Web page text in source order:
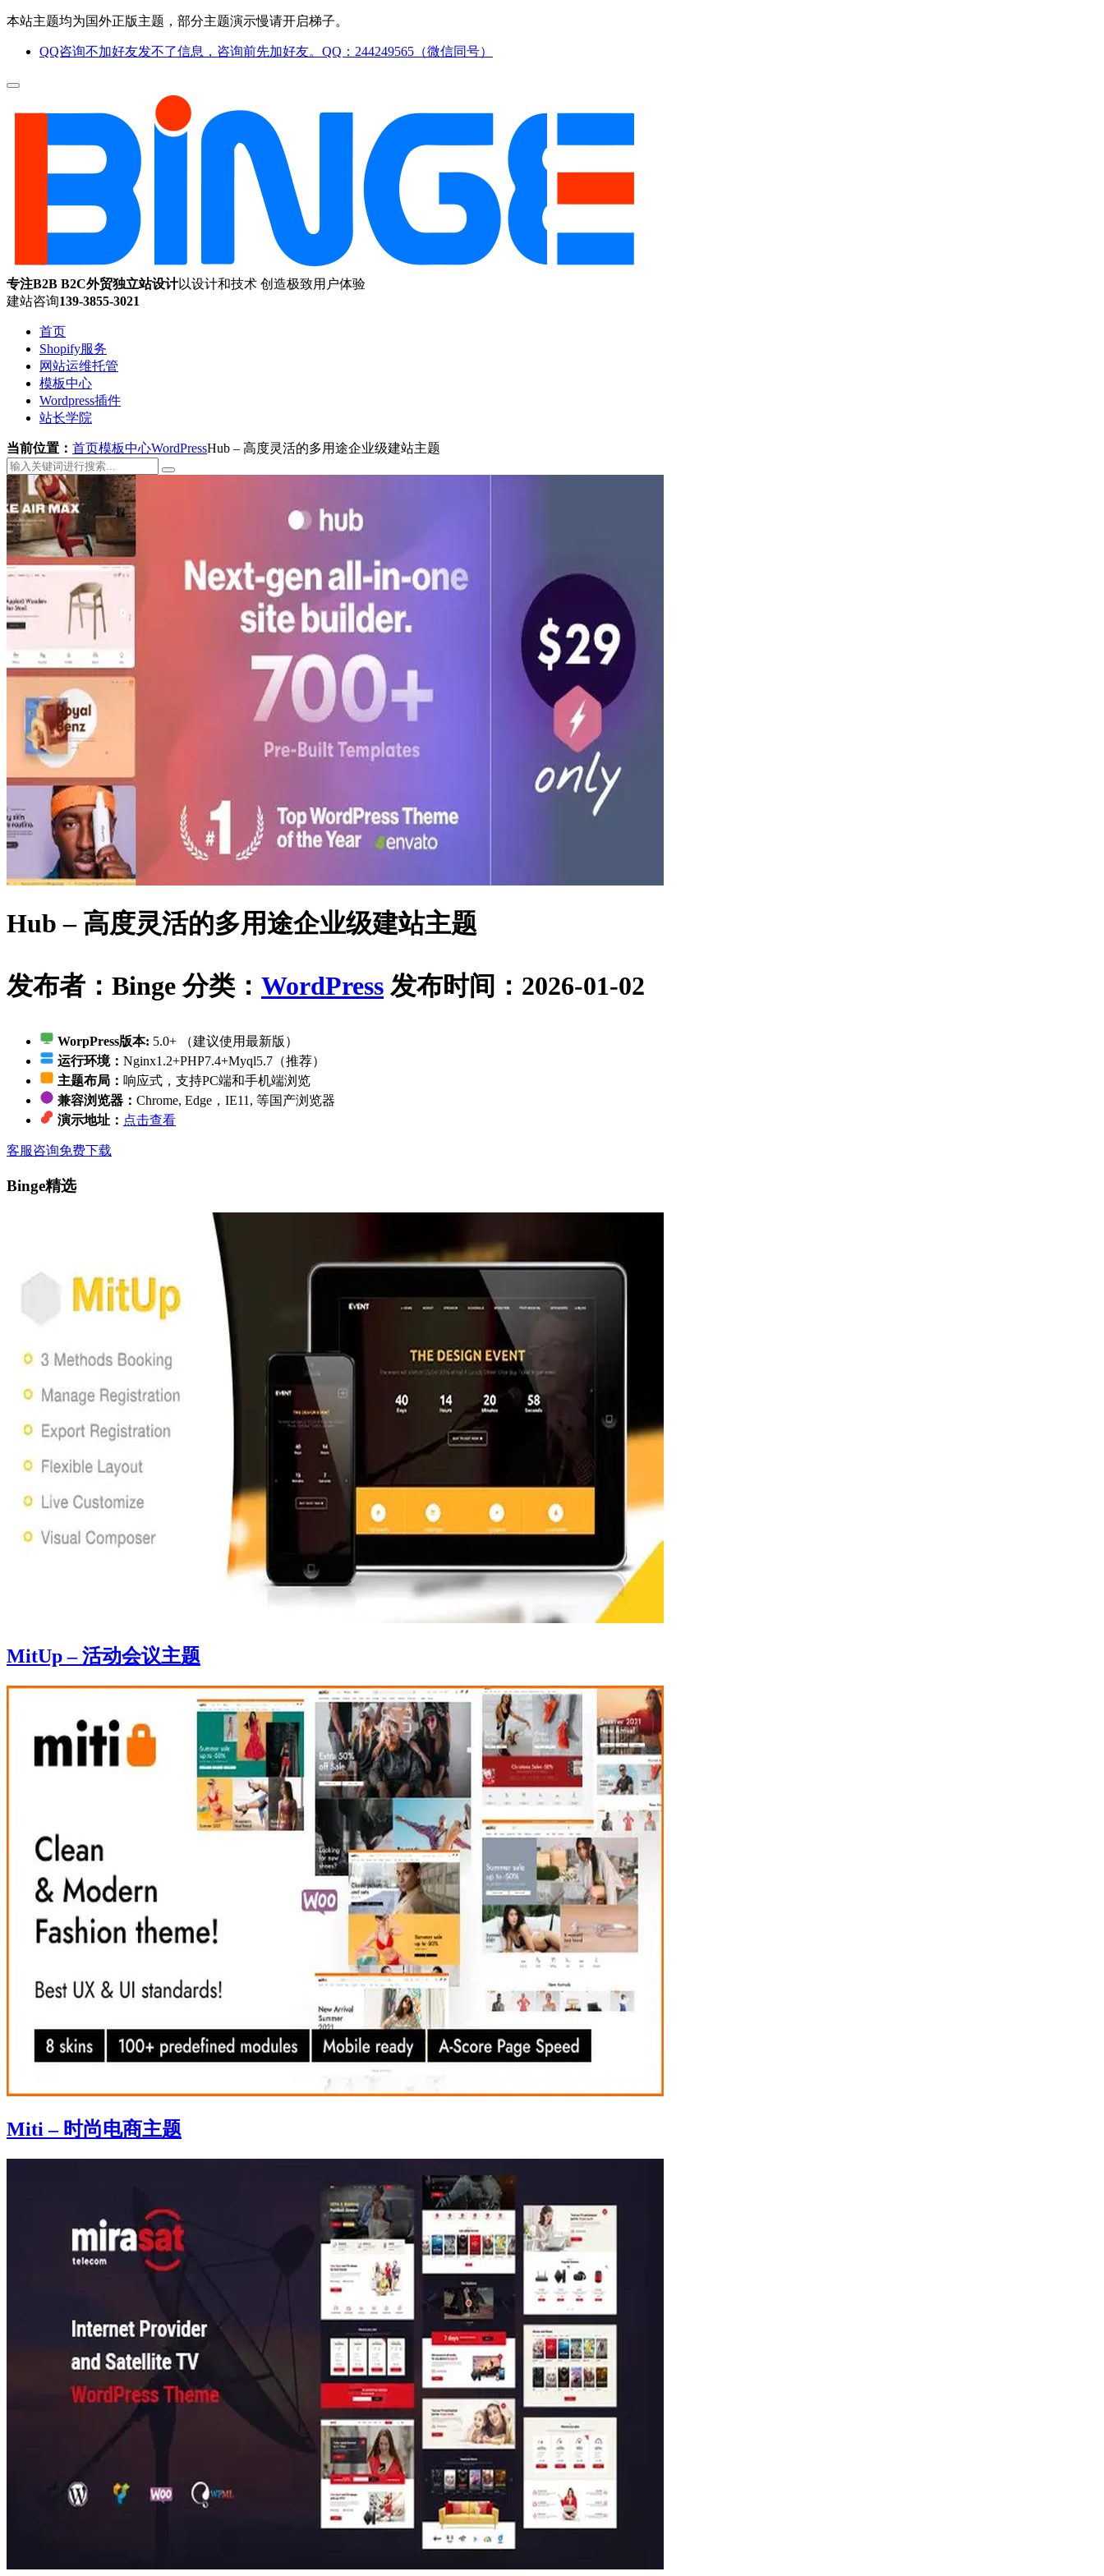
本站主题均为国外正版主题，部分主题演示慢请开启梯子。
QQ咨询不加好友发不了信息，咨询前先加好友。QQ：244249565（微信同号）
专注B2B B2C外贸独立站设计以设计和技术 创造极致用户体验
建站咨询139-3855-3021
首页
Shopify服务
网站运维托管
模板中心
Wordpress插件
站长学院
当前位置： 首页模板中心WordPressHub – 高度灵活的多用途企业级建站主题
Hub – 高度灵活的多用途企业级建站主题
发布者：Binge 分类： WordPress 发布时间：2026-01-02
WorpPress版本: 5.0+ （建议使用最新版）
运行环境： Nginx1.2+PHP7.4+Myql5.7（推荐）
主题布局： 响应式，支持PC端和手机端浏览
兼容浏览器： Chrome, Edge，IE11, 等国产浏览器
演示地址： 点击查看
客服咨询免费下载
Binge精选
MitUp – 活动会议主题
Miti – 时尚电商主题